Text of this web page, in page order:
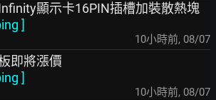
顯示卡16PIN插槽加裝散熱塊
]
10小時前, 08/07
即將漲價
]
10小時前, 08/07